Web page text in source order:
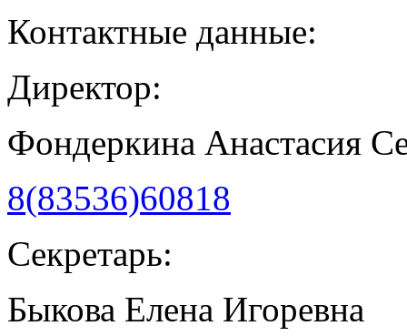
Контактные данные:
Директор:
Фондеркина Анастасия
8(83536)60818
Секретарь:
Быкова Елена Игоревна